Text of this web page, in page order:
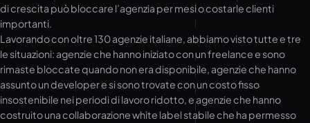
di crescita può bloccare l’agenzia per mesi o costarle clienti
importanti.
Lavorando con oltre 130 agenzie italiane, abbiamo visto tutte e tre
le situazioni: agenzie che hanno iniziato con un freelance e sono
rimaste bloccate quando non era disponibile, agenzie che hanno
assunto un developer e si sono trovate con un costo fisso
insostenibile nei periodi di lavoro ridotto, e agenzie che hanno
costruito una collaborazione white label stabile che ha permesso